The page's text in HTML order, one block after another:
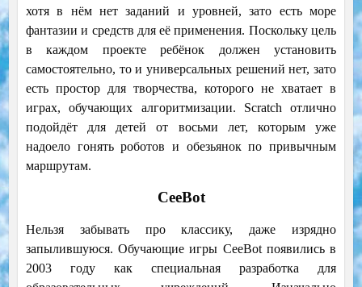
хотя в нём нет заданий и уровней, зато есть море
фантазии и средств для её применения. Поскольку цель
в каждом проекте ребёнок должен установить
самостоятельно, то и универсальных решений нет, зато
есть простор для творчества, которого не хватает в
играх, обучающих алгоритмизации. Scratch отлично
подойдёт для детей от восьми лет, которым уже
надоело гонять роботов и обезьянок по привычным
маршрутам.
СeeBot
Нельзя забывать про классику, даже изрядно
запылившуюся. Обучающие игры CeeBot появились в
2003 году как специальная разработка для